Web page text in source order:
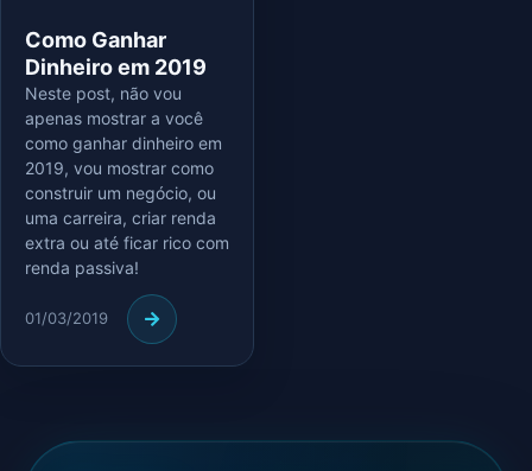
Como Ganhar
Dinheiro em 2019
Neste post, não vou
apenas mostrar a você
como ganhar dinheiro em
2019, vou mostrar como
construir um negócio, ou
uma carreira, criar renda
extra ou até ficar rico com
renda passiva!
01/03/2019